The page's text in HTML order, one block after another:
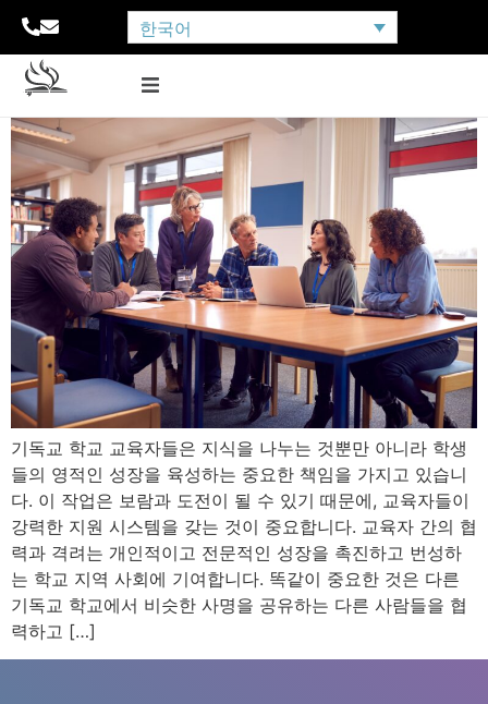
한국어
기독교 학교 교육자들은 지식을 나누는 것뿐만 아니라 학생
들의 영적인 성장을 육성하는 중요한 책임을 가지고 있습니
다. 이 작업은 보람과 도전이 될 수 있기 때문에, 교육자들이
강력한 지원 시스템을 갖는 것이 중요합니다. 교육자 간의 협
력과 격려는 개인적이고 전문적인 성장을 촉진하고 번성하
는 학교 지역 사회에 기여합니다. 똑같이 중요한 것은 다른
기독교 학교에서 비슷한 사명을 공유하는 다른 사람들을 협
력하고 […]